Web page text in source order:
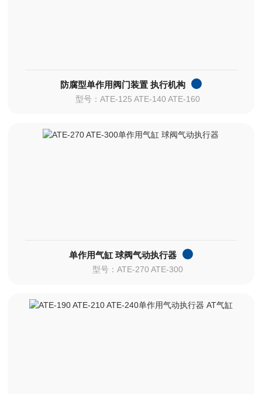
防腐型单作用阀门装置 执行机构
型号：ATE-125 ATE-140 ATE-160
单作用气缸 球阀气动执行器
型号：ATE-270 ATE-300